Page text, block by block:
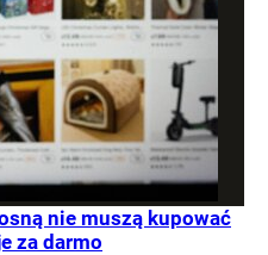
nie muszą kupować
za darmo